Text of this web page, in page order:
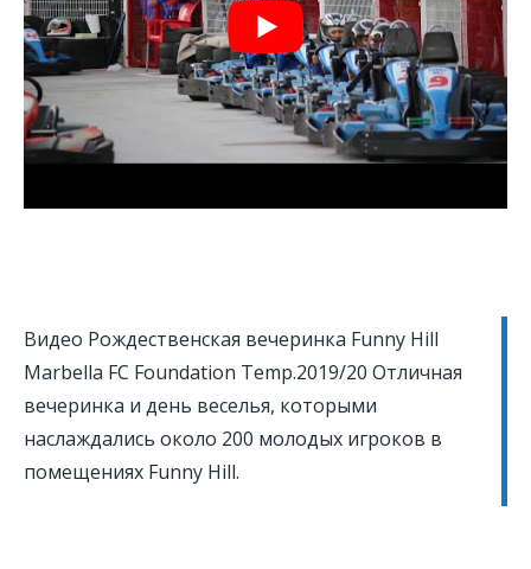
Видео Рождественская вечеринка Funny Hill
Marbella FC Foundation Temp.2019/20 Отличная
вечеринка и день веселья, которыми
наслаждались около 200 молодых игроков в
помещениях Funny Hill.